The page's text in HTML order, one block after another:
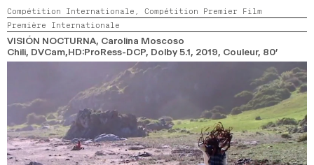
Compétition Internationale, Compétition Premier Film
Première Internationale
VISIÓN NOCTURNA, Carolina Moscoso
Chili, DVCam,HD:ProRess-DCP, Dolby 5.1, 2019, Couleur, 80’